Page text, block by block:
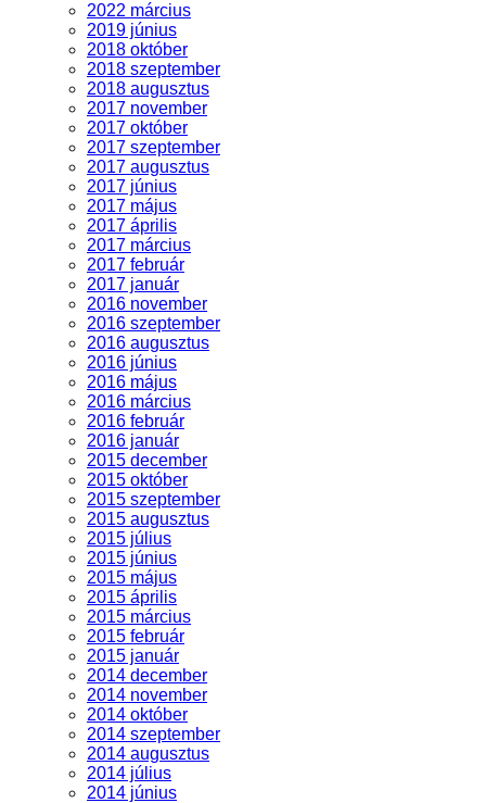
2022 március
2019 június
2018 október
2018 szeptember
2018 augusztus
2017 november
2017 október
2017 szeptember
2017 augusztus
2017 június
2017 május
2017 április
2017 március
2017 február
2017 január
2016 november
2016 szeptember
2016 augusztus
2016 június
2016 május
2016 március
2016 február
2016 január
2015 december
2015 október
2015 szeptember
2015 augusztus
2015 július
2015 június
2015 május
2015 április
2015 március
2015 február
2015 január
2014 december
2014 november
2014 október
2014 szeptember
2014 augusztus
2014 július
2014 június